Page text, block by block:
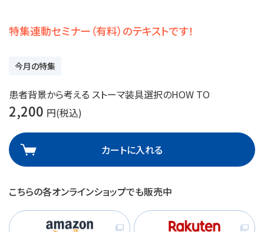
特集連動セミナー（有料）のテキストです！
今月の特集
患者背景から考える ストーマ装具選択のHOW TO
2,200 円(税込)
カートに入れる
こちらの各オンラインショップでも販売中